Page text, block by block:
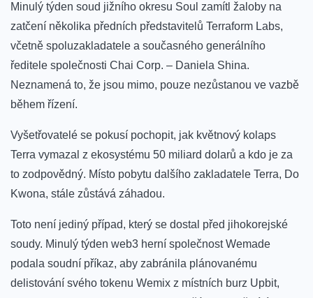
Minulý týden soud jižního okresu Soul zamítl žaloby na
zatčení několika předních představitelů Terraform Labs,
včetně spoluzakladatele a současného generálního
ředitele společnosti Chai Corp. – Daniela Shina.
Neznamená to, že jsou mimo, pouze nezůstanou ve vazbě
během řízení.
Vyšetřovatelé se pokusí pochopit, jak květnový kolaps
Terra vymazal z ekosystému 50 miliard dolarů a kdo je za
to zodpovědný. Místo pobytu dalšího zakladatele Terra, Do
Kwona, stále zůstává záhadou.
Toto není jediný případ, který se dostal před jihokorejské
soudy. Minulý týden web3 herní společnost Wemade
podala soudní příkaz, aby zabránila plánovanému
delistování svého tokenu Wemix z místních burz Upbit,